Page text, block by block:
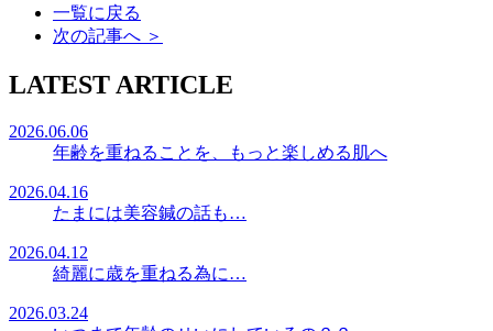
一覧に戻る
次の記事へ ＞
LATEST ARTICLE
2026.06.06
年齢を重ねることを、もっと楽しめる肌へ
2026.04.16
たまには美容鍼の話も…
2026.04.12
綺麗に歳を重ねる為に…
2026.03.24